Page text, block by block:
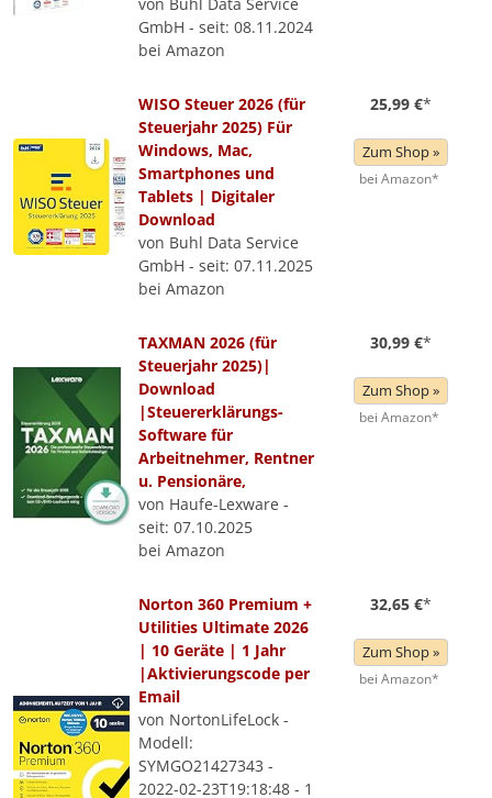
GmbH - seit: 08.11.2024
bei Amazon
WISO Steuer 2026 (für
Steuerjahr 2025) Für
Windows, Mac,
Smartphones und
Tablets | Digitaler
Download
von Buhl Data Service
GmbH - seit: 07.11.2025
bei Amazon
25,99 €*
Zum Shop »
bei Amazon*
TAXMAN 2026 (für
Steuerjahr 2025)|
Download
|Steuererklärungs-
Software für
Arbeitnehmer, Rentner
u. Pensionäre,
von Haufe-Lexware -
seit: 07.10.2025
bei Amazon
30,99 €*
Zum Shop »
bei Amazon*
Norton 360 Premium +
Utilities Ultimate 2026
| 10 Geräte | 1 Jahr
|Aktivierungscode per
Email
von NortonLifeLock -
Modell:
SYMGO21427343 -
2022-02-23T19:18:48 - 1
32,65 €*
Zum Shop »
bei Amazon*